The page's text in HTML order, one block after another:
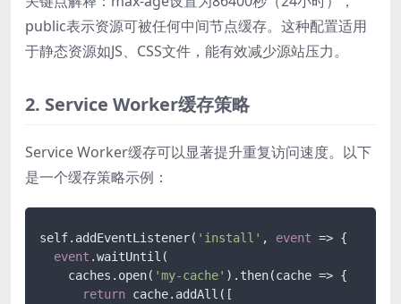
public表示资源可被任何中间节点缓存。这种配置适用
于静态资源如JS、CSS文件，能有效减少源站压力。
2. Service Worker缓存策略
Service Worker缓存可以显著提升重复访问速度。以下
是一个缓存策略示例：
self.addEventListener( 'install' , event => {
event .waitUntil(
    caches.open(
'my-cache' ).then(cache => {
return cache.addAll([